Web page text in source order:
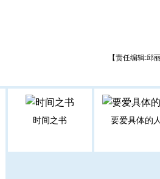
【责任编辑:邱
时间之书 要爱具体的人